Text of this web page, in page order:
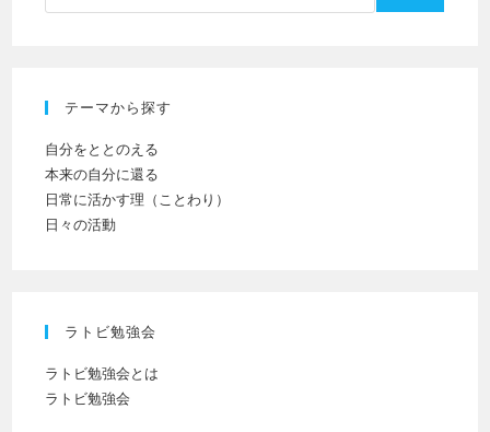
さ
い
テーマから探す
自分をととのえる
本来の自分に還る
日常に活かす理（ことわり）
日々の活動
ラトビ勉強会
ラトビ勉強会とは
ラトビ勉強会